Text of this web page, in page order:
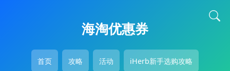
海淘优惠券
首页 攻略 活动 iHerb新手选购攻略